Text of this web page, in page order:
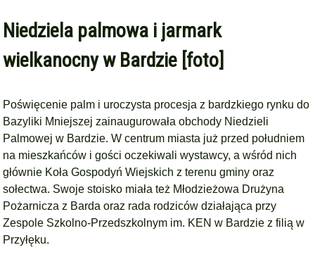
Niedziela palmowa i jarmark
wielkanocny w Bardzie [foto]
Poświęcenie palm i uroczysta procesja z bardzkiego rynku do
Bazyliki Mniejszej zainaugurowała obchody Niedzieli
Palmowej w Bardzie. W centrum miasta już przed południem
na mieszkańców i gości oczekiwali wystawcy, a wśród nich
głównie Koła Gospodyń Wiejskich z terenu gminy oraz
sołectwa. Swoje stoisko miała też Młodzieżowa Drużyna
Pożarnicza z Barda oraz rada rodziców działająca przy
Zespole Szkolno-Przedszkolnym im. KEN w Bardzie z filią w
Przyłęku.